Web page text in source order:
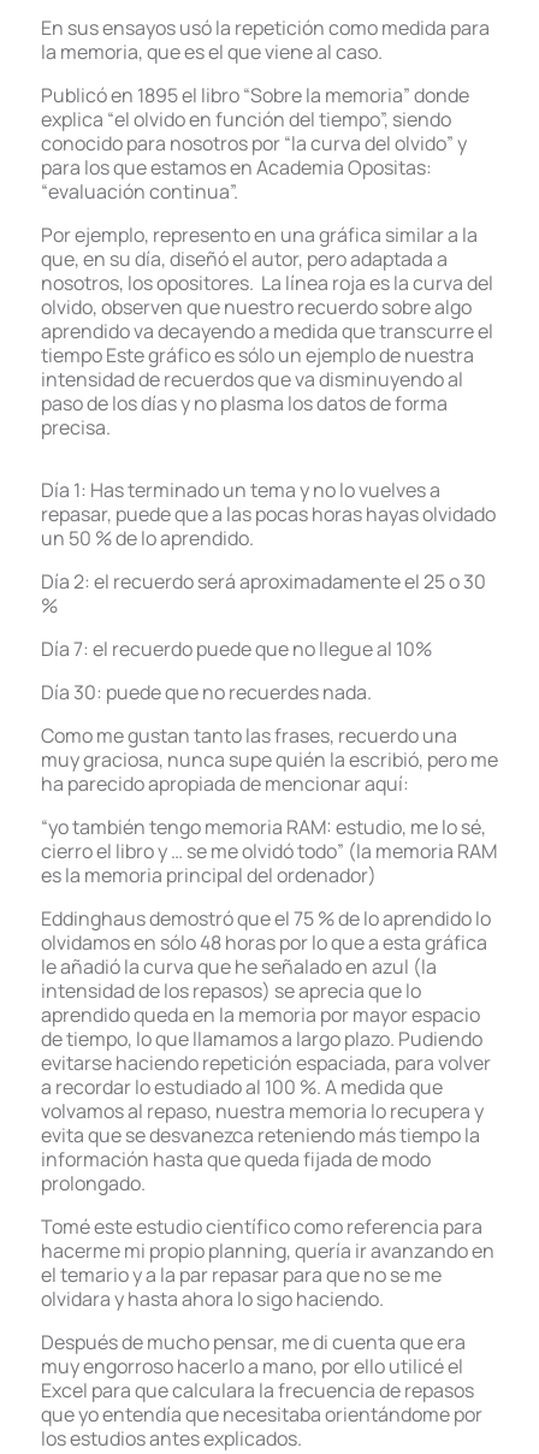
En sus ensayos usó la repetición como medida para
la memoria, que es el que viene al caso.
Publicó en 1895 el libro “Sobre la memoria” donde
explica “el olvido en función del tiempo”, siendo
conocido para nosotros por “la curva del olvido” y
para los que estamos en Academia Opositas:
“evaluación continua”.
Por ejemplo, represento en una gráfica similar a la
que, en su día, diseñó el autor, pero adaptada a
nosotros, los opositores. La línea roja es la curva del
olvido, observen que nuestro recuerdo sobre algo
aprendido va decayendo a medida que transcurre el
tiempo Este gráfico es sólo un ejemplo de nuestra
intensidad de recuerdos que va disminuyendo al
paso de los días y no plasma los datos de forma
precisa.
Día 1: Has terminado un tema y no lo vuelves a
repasar, puede que a las pocas horas hayas olvidado
un 50 % de lo aprendido.
Día 2: el recuerdo será aproximadamente el 25 o 30
%
Día 7: el recuerdo puede que no llegue al 10%
Día 30: puede que no recuerdes nada.
Como me gustan tanto las frases, recuerdo una
muy graciosa, nunca supe quién la escribió, pero me
ha parecido apropiada de mencionar aquí:
“yo también tengo memoria RAM: estudio, me lo sé,
cierro el libro y … se me olvidó todo” (la memoria RAM
es la memoria principal del ordenador)
Eddinghaus demostró que el 75 % de lo aprendido lo
olvidamos en sólo 48 horas por lo que a esta gráfica
le añadió la curva que he señalado en azul (la
intensidad de los repasos) se aprecia que lo
aprendido queda en la memoria por mayor espacio
de tiempo, lo que llamamos a largo plazo. Pudiendo
evitarse haciendo repetición espaciada, para volver
a recordar lo estudiado al 100 %. A medida que
volvamos al repaso, nuestra memoria lo recupera y
evita que se desvanezca reteniendo más tiempo la
información hasta que queda fijada de modo
prolongado.
Tomé este estudio científico como referencia para
hacerme mi propio planning, quería ir avanzando en
el temario y a la par repasar para que no se me
olvidara y hasta ahora lo sigo haciendo.
Después de mucho pensar, me di cuenta que era
muy engorroso hacerlo a mano, por ello utilicé el
Excel para que calculara la frecuencia de repasos
que yo entendía que necesitaba orientándome por
los estudios antes explicados.